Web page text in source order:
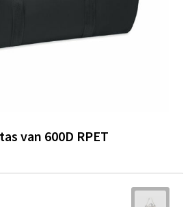
van 600D RPET